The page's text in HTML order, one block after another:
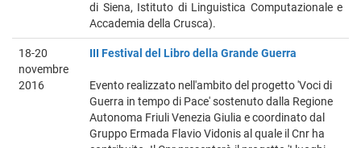
di Siena, Istituto di Linguistica Computazionale e
Accademia della Crusca).
18-20
novembre
2016
III Festival del Libro della Grande Guerra
Evento realizzato nell'ambito del progetto 'Voci di
Guerra in tempo di Pace' sostenuto dalla Regione
Autonoma Friuli Venezia Giulia e coordinato dal
Gruppo Ermada Flavio Vidonis al quale il Cnr ha